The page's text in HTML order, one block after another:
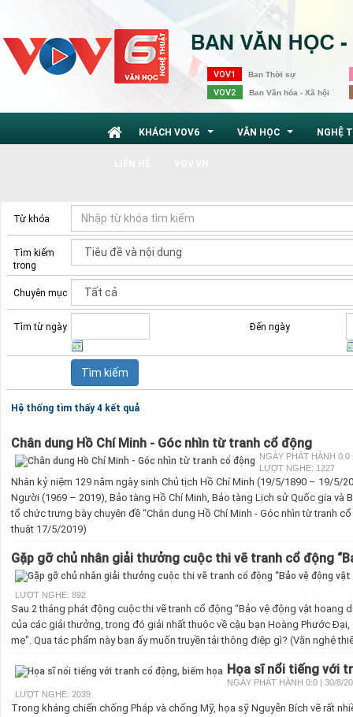
VOV1 Ban Thời sự
VOV2 Ban Văn hóa - Xã hội
KHÁCH VOV6 VĂN HỌC NGHỆ
Từ khóa
Tìm kiếm
trong
Chuyên mục
Tìm từ ngày Đến ngày
Hệ thống tìm thấy 4 kết quả
Chân dung Hồ Chí Minh - Góc nhìn từ tranh cổ động
NGÀY PHÁT HÀNH 0:0
LƯỢT NGHE: 1227
Nhân kỷ niệm 129 năm ngày sinh Chủ tịch Hồ Chí Minh (19/5/1890 – 19/5/
Người (1969 – 2019), Bảo tàng Hồ Chí Minh, Bảo tàng Lịch sử Quốc gia và
tổ chức trưng bày chuyên đề “Chân dung Hồ Chí Minh - Góc nhìn từ tranh
thuật 17/5/2019)
Gặp gỡ chủ nhân giải thưởng cuộc thi vẽ tranh cổ động
LƯỢT NGHE: 892
Sau 2 tháng phát động cuộc thi vẽ tranh cổ động “Bảo vệ động vật hoang
của các giải thưởng, trong đó giải nhất thuộc về cậu bạn Hoàng Phước
mẹ". Qua tác phẩm này bạn ấy muốn truyền tải thông điệp gì? (Văn nghệ
Họa sĩ nổi tiếng với
NGÀY PHÁT HÀNH 0:0 | 30/8/
LƯỢT NGHE: 2039
Trong kháng chiến chống Pháp và chống Mỹ, họa sỹ Nguyễn Bích vẽ rất